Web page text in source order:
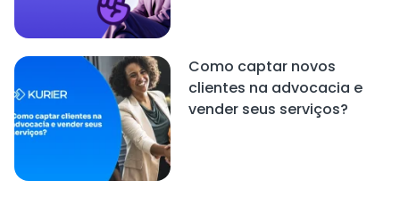
Como captar novos
clientes na advocacia e
vender seus serviços?